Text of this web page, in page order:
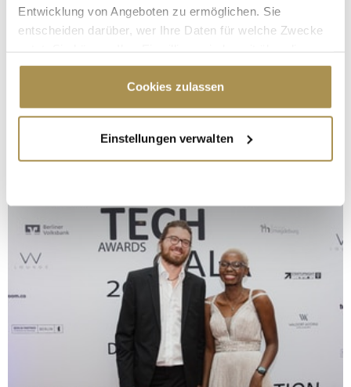
Entwicklung von Angeboten zu ermöglichen. Sie
entscheiden darüber, wer Ihre Daten für welche Zwecke
Cookie-Erklärung oder durch Klicken auf das Privacy
Trigger Symbol ändern oder widerrufen
Informationen über Ihre geografische Lage
erfassen, welche bis auf einige Meter genau sein
bestimmten Merkmalen (Fingerprinting) identifizieren
Erfahren Sie mehr darüber, wie Ihre persönlichen Daten
verarbeitet werden, und legen Sie Ihre Präferenzen im
Abschnitt Einzelheiten
fest.
Wir verwenden Cookies, um Inhalte und Anzeigen zu
personalisieren, Funktionen für soziale Medien anbieten
zu können und die Zugriffe auf unsere Website zu
analysieren. Außerdem geben wir Informationen zu Ihrer
Cookies zulassen
Einstellungen verwalten